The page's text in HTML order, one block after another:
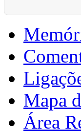
Mapa
Área